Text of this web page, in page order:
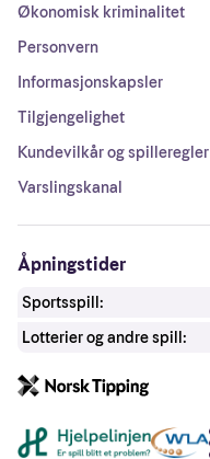
Økonomisk kriminalitet
Personvern
Informasjonskapsler
Tilgjengelighet
Kundevilkår og spilleregler
Varslingskanal
Åpningstider
Sportsspill:
Lotterier og andre spill:
Andre lenker